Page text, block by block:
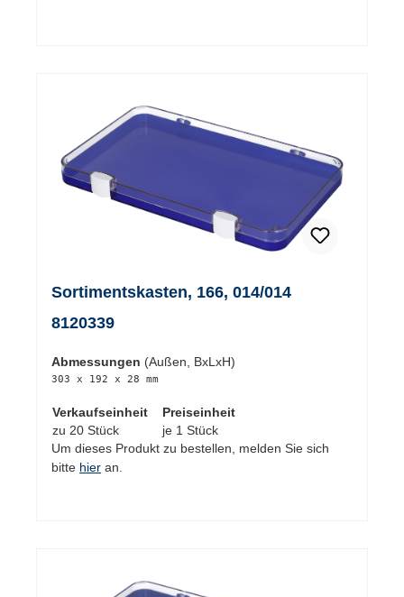
Sortimentskasten, 166, 014/014
8120339
Abmessungen (Außen, BxLxH)
303 x 192 x 28 mm
Verkaufseinheit
Preiseinheit
zu 20 Stück
je 1 Stück
Um dieses Produkt zu bestellen, melden Sie sich
bitte hier an.